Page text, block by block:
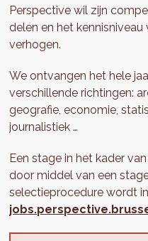
Perspective wil zijn
delen en het
verhogen.
We ontvangen het hele
verschillende richtingen:
geografie, economie,
journalistiek …
Een stage in het kader
door middel van een
selectieprocedure wordt